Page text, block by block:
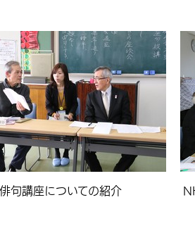
俳句講座についての紹介